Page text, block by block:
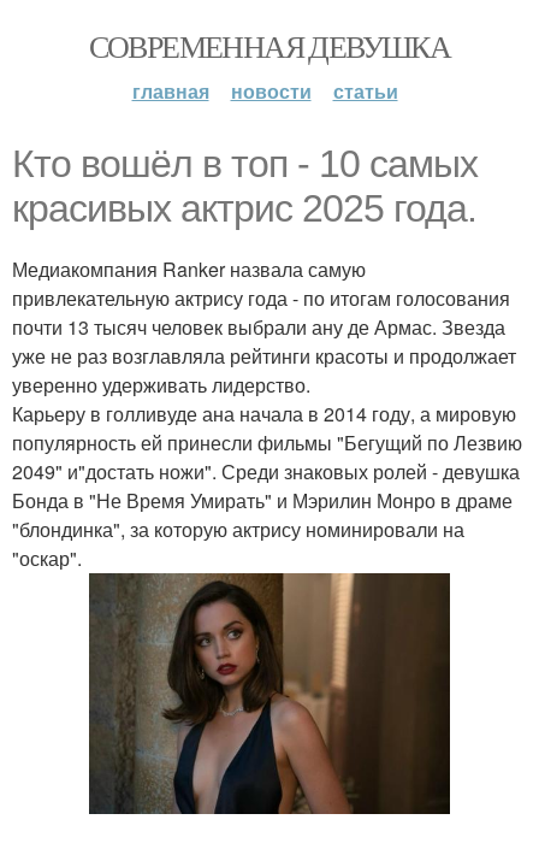
СОВРЕМЕННАЯ ДЕВУШКА
главная новости статьи
Кто вошёл в топ - 10 самых
красивых актрис 2025 года.
Медиакомпания Ranker назвала самую
привлекательную актрису года - по итогам голосования
почти 13 тысяч человек выбрали ану де Армас. Звезда
уже не раз возглавляла рейтинги красоты и продолжает
уверенно удерживать лидерство.
Карьеру в голливуде ана начала в 2014 году, а мировую
популярность ей принесли фильмы "Бегущий по Лезвию
2049" и"достать ножи". Среди знаковых ролей - девушка
Бонда в "Не Время Умирать" и Мэрилин Монро в драме
"блондинка", за которую актрису номинировали на
"оскар".